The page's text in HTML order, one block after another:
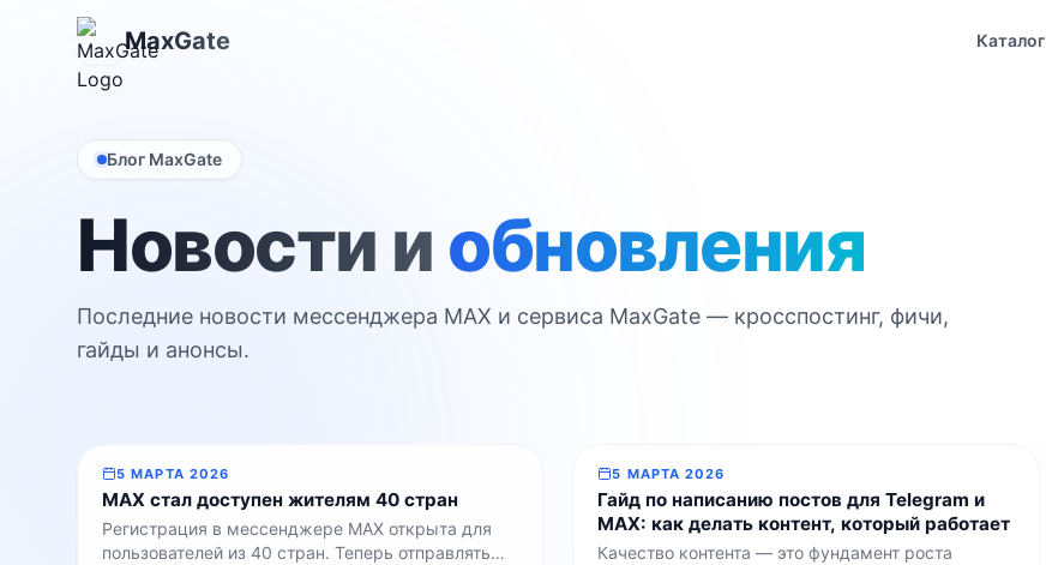
MaxGate Каталог
Блог MaxGate
Новости и обновления
Последние новости мессенджера MAX и сервиса MaxGate — кросспостинг, фичи,
гайды и анонсы.
5 МАРТА 2026
MAX стал доступен жителям 40 стран
Регистрация в мессенджере MAX открыта для
пользователей из 40 стран. Теперь отправлять
5 МАРТА 2026
Гайд по написанию постов для Telegram и
MAX: как делать контент, который работает
Качество контента — это фундамент роста